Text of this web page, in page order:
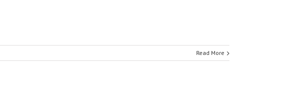
Read More